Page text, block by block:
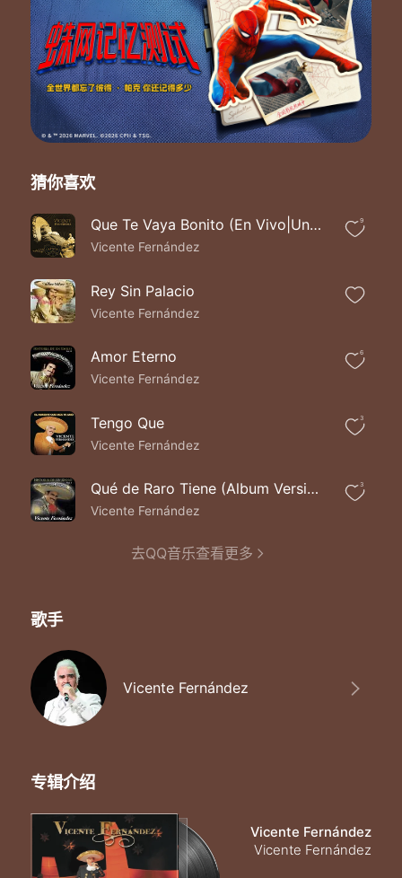
Por lo que me perdi
Cantina de mi vida
Cantina de mi alma
Cantina de mi barrio
Que nunca olvidaré
Supiste que una vez
Llore por un amor
Y vine aqui contigo
Curaste mi dolor
Cantina de mi barrio
Refugio del perdido
En esta noche triste
Cantina de mi vida
Cantina de mi alma
Cantina de mi barrio
Que nunca olvidare
Supiste que una vez
Llore por un amor
Supiste mi pasion
Curaste mi dolor
Con tres copas de vino
Refugio del perdido
En esta noche triste
Me voy pa´no volver
Cantina de mi alma
猜你喜欢
Que Te Vaya Bonito (En Vivo|Un Azteca en el Azteca)
Vicente Fernández
9
Rey Sin Palacio
Vicente Fernández
Amor Eterno
Vicente Fernández
6
Tengo Que
Vicente Fernández
3
Qué de Raro Tiene (Album Version)
Vicente Fernández
3
去QQ音乐查看更多
歌手
Vicente Fernández
专辑介绍
Vicente Fernández
Vicente Fernández